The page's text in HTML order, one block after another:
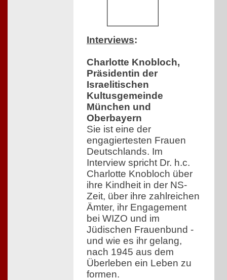
Interviews:
Charlotte Knobloch,
Präsidentin der
Israelitischen
Kultusgemeinde
München und
Oberbayern
Sie ist eine der
engagiertesten Frauen
Deutschlands. Im
Interview spricht Dr. h.c.
Charlotte Knobloch über
ihre Kindheit in der NS-
Zeit, über ihre zahlreichen
Ämter, ihr Engagement
bei WIZO und im
Jüdischen Frauenbund -
und wie es ihr gelang,
nach 1945 aus dem
Überleben ein Leben zu
formen.